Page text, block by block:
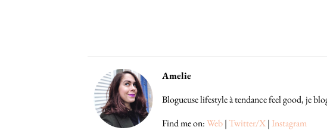
Amelie
Blogueuse lifestyle à tendance feel good, je
Find me on:Web|Twitter/X| Instagram